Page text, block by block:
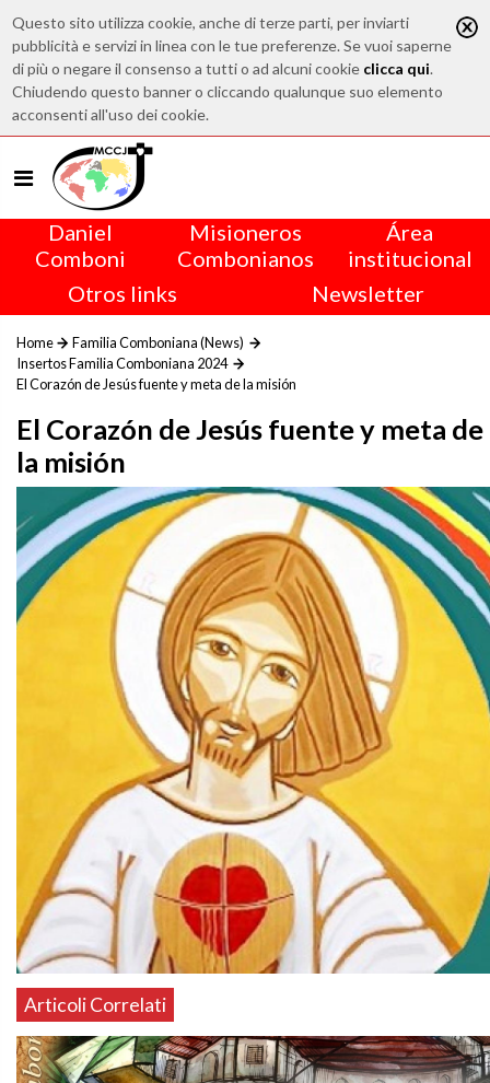
Questo sito utilizza cookie, anche di terze parti, per inviarti
pubblicità e servizi in linea con le tue preferenze. Se vuoi saperne
di più o negare il consenso a tutti o ad alcuni cookie clicca qui.
Chiudendo questo banner o cliccando qualunque suo elemento
acconsenti all'uso dei cookie.
Daniel
Comboni
Misioneros
Combonianos
Área
institucional
Otros links
Newsletter
Home
Familia Comboniana (News)
Insertos Familia Comboniana 2024
El Corazón de Jesús fuente y meta de la misión
El Corazón de Jesús fuente y meta de
la misión
Articoli Correlati